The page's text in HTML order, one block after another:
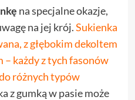
na specjalne okazje,
na jej krój.Sukienka
z głębokim dekoltem
– każdy z tych fasonów
różnych typów
z gumką w pasie może